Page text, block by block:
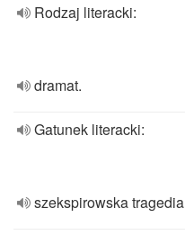
Rodzaj literacki:
dramat.
Gatunek literacki:
szekspirowska tragedia